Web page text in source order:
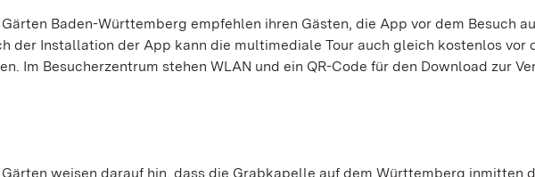
Baden-Württemberg empfehlen ihren Gästen, die App vor dem Besuch
der Installation der App kann die multimediale Tour auch gleich kostenlos vor
Im Besucherzentrum stehen WLAN und ein QR-Code für den Download zur
weisen darauf hin, dass die Grabkapelle auf dem Württemberg inmitten